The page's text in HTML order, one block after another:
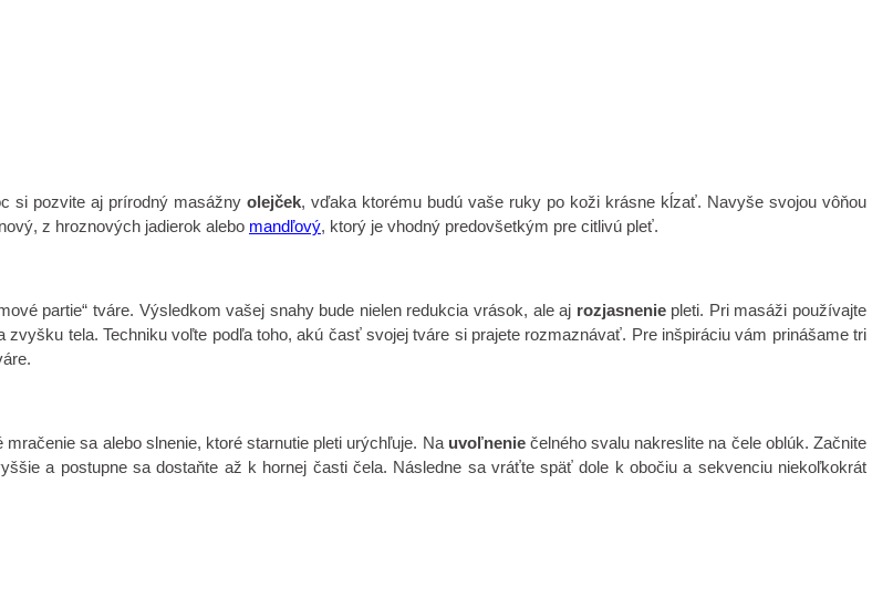
si pozvite aj prírodný masážny olejček, vďaka ktorému budú vaše ruky po koži krásne kĺzať. Navyše svojou vôňou
z hroznových jadierok alebo mandľový, ktorý je vhodný predovšetkým pre citlivú pleť.
partie“ tváre. Výsledkom vašej snahy bude nielen redukcia vrások, ale aj rozjasneniepleti. Pri masáži používajte
tela. Techniku ​​voľte podľa toho, akú časť svojej tváre si prajete rozmaznávať. Pre inšpiráciu vám prinášame tri
sa alebo slnenie, ktoré starnutie pleti urýchľuje. Na uvoľneniečelného svalu nakreslite na čele oblúk. Začnite
a postupne sa dostaňte až k hornej časti čela. Následne sa vráťte späť dole k obočiu a sekvenciu niekoľkokrát